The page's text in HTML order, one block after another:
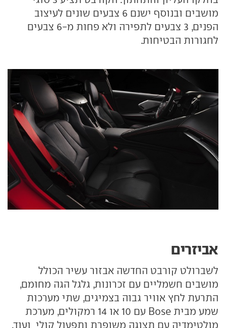
מושבים ובנוסף ישנם 6 צבעים שונים לעיצוב
הפנים, 3 צבעים לתפירה ולא פחות מ-6 צבעים
לחגורות הבטיחות.
אביזרים
לשברולט קורבט החדשה אבזור עשיר הכולל
מושבים חשמליים עם זכרונות, גלגל הגה מחומם,
התרעת לחץ אוויר גבוה בצמיגים, שתי מערכות
שמע מבית Bose עם 10 או 14 רמקולים, מערכת
מולטימדיה עם תצוגה משופרת ותפעול קולי ועוד.